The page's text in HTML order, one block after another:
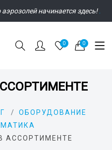
начинается здесь!
0 0
ОБОРУДОВАНИЕ
АССОРТИМЕНТЕ